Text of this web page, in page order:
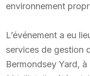
environnement
L’événement a eu
services de gestion
Bermondsey Yard,